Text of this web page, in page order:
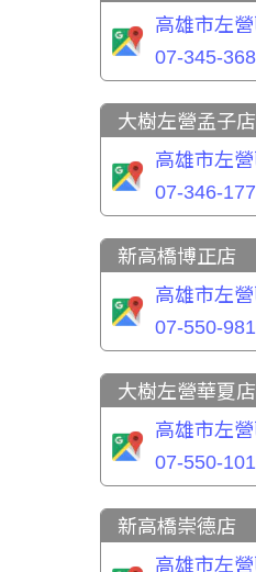
高雄市左
07-345-
大樹左營孟子店
高雄市左
07-346-
新高橋博正店
高雄市左
07-550-
大樹左營華夏店
高雄市左
07-550-
新高橋崇德店
高雄市左